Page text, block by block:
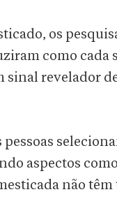
os
como cada
revelador
aspectos
não